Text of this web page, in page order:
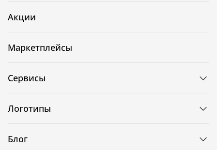
Акции
Маркетплейсы
Сервисы
Логотипы
Блог